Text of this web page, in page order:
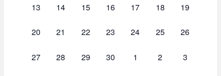
vistas
de
0
13
0
14
0
15
0
16
0
17
0
18
0
19
0
20
0
21
0
22
0
23
0
24
0
25
0
26
0
27
0
28
0
29
0
30
0
1
0
2
0
3